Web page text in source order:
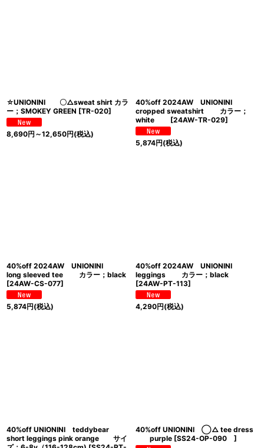
☆UNIONINI 〇△sweat shirt カラ
ー；SMOKEY GREEN [TR-020]
8,690円 ～12,650円(税込)
40%off 2024AW UNIONINI
cropped sweatshirt カラー；
white
[24AW-TR-029]
5,874円(税込)
40%off 2024AW UNIONINI
long sleeved tee カラー；black
[24AW-CS-077]
5,874円(税込)
40%off 2024AW UNIONINI
leggings カラー；black
[24AW-PT-113]
4,290円(税込)
40%off UNIONINI teddybear
short leggings pink orange サイ
40%off UNIONINI ◯△ tee dress
purple [SS24-OP-090 ]